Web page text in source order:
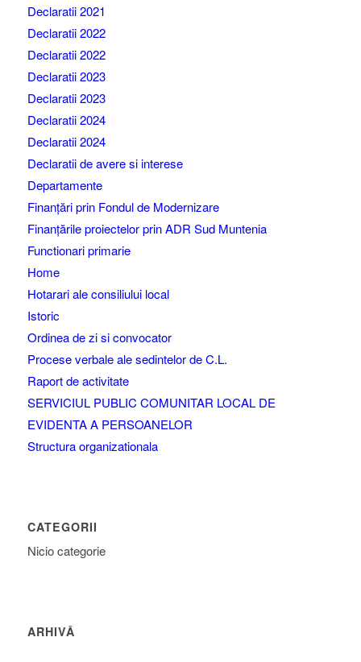
Declaratii 2021
Declaratii 2022
Declaratii 2022
Declaratii 2023
Declaratii 2023
Declaratii 2024
Declaratii 2024
Declaratii de avere si interese
Departamente
Finanțări prin Fondul de Modernizare
Finanțările proiectelor prin ADR Sud Muntenia
Functionari primarie
Home
Hotarari ale consiliului local
Istoric
Ordinea de zi si convocator
Procese verbale ale sedintelor de C.L.
Raport de activitate
SERVICIUL PUBLIC COMUNITAR LOCAL DE
EVIDENTA A PERSOANELOR
Structura organizationala
CATEGORII
Nicio categorie
ARHIVĂ